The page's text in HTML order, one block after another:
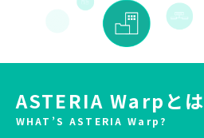
ASTERIA Warpとは